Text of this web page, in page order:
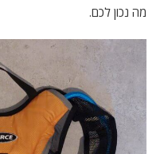
מה נכון לכם.